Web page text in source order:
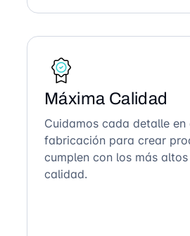
Máxima Calidad
Cuidamos cada detalle en
fabricación para crear
cumplen con los más
calidad.